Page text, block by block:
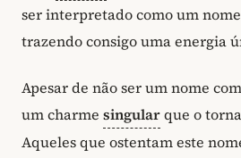
ser interpretado como um
trazendo consigo uma energia
Apesar de não ser um nome
um charme singularque o torna
Aqueles que ostentam este